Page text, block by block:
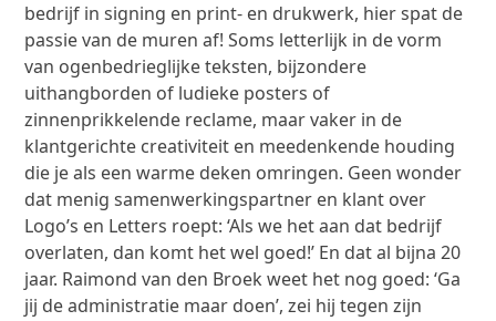
bedrijf in signing en print- en drukwerk, hier spat de
passie van de muren af! Soms letterlijk in de vorm
van ogenbedrieglijke teksten, bijzondere
uithangborden of ludieke posters of
zinnenprikkelende reclame, maar vaker in de
klantgerichte creativiteit en meedenkende houding
die je als een warme deken omringen. Geen wonder
dat menig samenwerkingspartner en klant over
Logo’s en Letters roept: ‘Als we het aan dat bedrijf
overlaten, dan komt het wel goed!’ En dat al bijna 20
jaar. Raimond van den Broek weet het nog goed: ‘Ga
jij de administratie maar doen’, zei hij tegen zijn